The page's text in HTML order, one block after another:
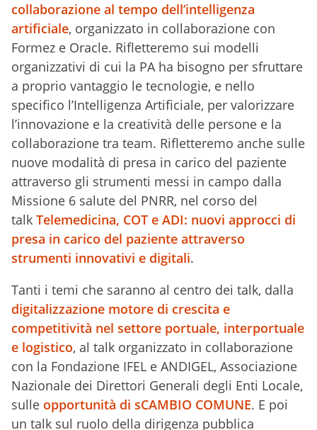
collaborazione al tempo dell’intelligenza
artificiale, organizzato in collaborazione con
Formez e Oracle. Rifletteremo sui modelli
organizzativi di cui la PA ha bisogno per sfruttare
a proprio vantaggio le tecnologie, e nello
specifico l’Intelligenza Artificiale, per valorizzare
l’innovazione e la creatività delle persone e la
collaborazione tra team. Rifletteremo anche sulle
nuove modalità di presa in carico del paziente
attraverso gli strumenti messi in campo dalla
Missione 6 salute del PNRR, nel corso del
talk Telemedicina, COT e ADI: nuovi approcci di
presa in carico del paziente attraverso
strumenti innovativi e digitali.
Tanti i temi che saranno al centro dei talk, dalla
digitalizzazione motore di crescita e
competitività nel settore portuale, interportuale
e logistico, al talk organizzato in collaborazione
con la Fondazione IFEL e ANDIGEL, Associazione
Nazionale dei Direttori Generali degli Enti Locale,
sulle opportunità di sCAMBIO COMUNE. E poi
un talk sul ruolo della dirigenza pubblica